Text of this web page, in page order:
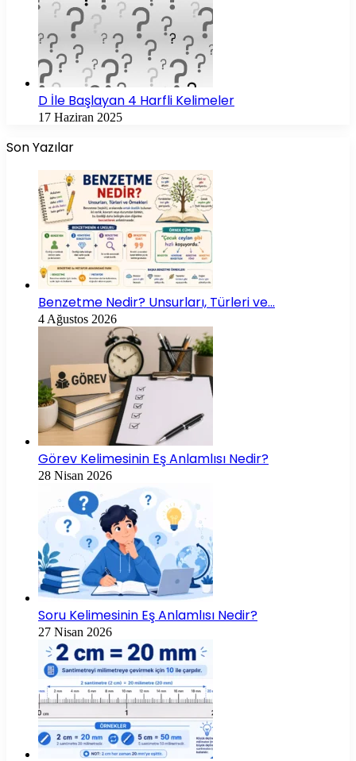
D İle Başlayan 4 Harfli Kelimeler
17 Haziran 2025
Son Yazılar
Benzetme Nedir? Unsurları, Türleri ve…
4 Ağustos 2026
Görev Kelimesinin Eş Anlamlısı Nedir?
28 Nisan 2026
Soru Kelimesinin Eş Anlamlısı Nedir?
27 Nisan 2026